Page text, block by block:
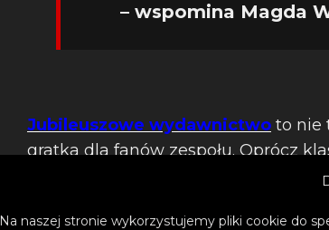
Na naszej stronie wykorzystujemy pliki cookie do
– wspomina Magda
Jubileuszowe wydawnictwo to nie
gratka dla fanów zespołu. Oprócz
dodatkowe bonusy muzyczne, w